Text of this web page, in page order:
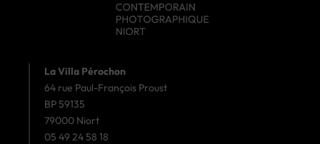
La Villa Pérochon
64 rue Paul-François Proust
BP 59135
79000 Niort
05 49 24 58 18